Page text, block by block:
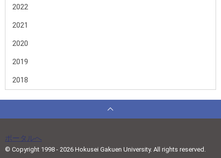
2022
2021
2020
2019
2018
ポータルへ
© Copyright 1998 - 2026 Hokusei Gakuen University. All rights reserved.